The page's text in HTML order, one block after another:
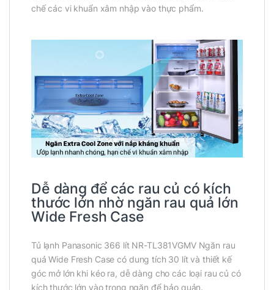
chế các vi khuẩn xâm nhập vào thực phẩm.
Dễ dàng để các rau củ có kích
thước lớn nhờ ngăn rau quả lớn
Wide Fresh Case
Tủ lạnh Panasonic 366 lít NR-TL381VGMV Ngăn rau
quả Wide Fresh Case có dung tích 30 lít và thiết kế
góc mở lớn khi kéo ra, dễ dàng cho các loại rau củ có
kích thước lớn vào trong ngăn để bảo quản.